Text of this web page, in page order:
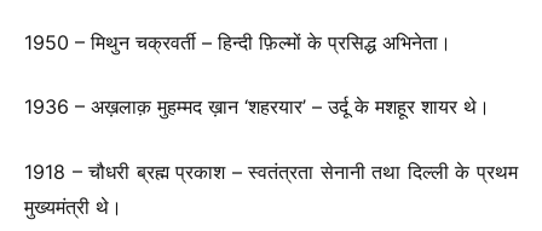
1950 – मिथुन चक्रवर्ती – हिन्दी फ़िल्मों के प्रसिद्ध अभिनेता।
1936 – अख़लाक़ मुहम्मद ख़ान ‘शहरयार’ – उर्दू के मशहूर शायर थे।
1918 – चौधरी ब्रह्म प्रकाश – स्वतंत्रता सेनानी तथा दिल्ली के प्रथम
मुख्यमंत्री थे।